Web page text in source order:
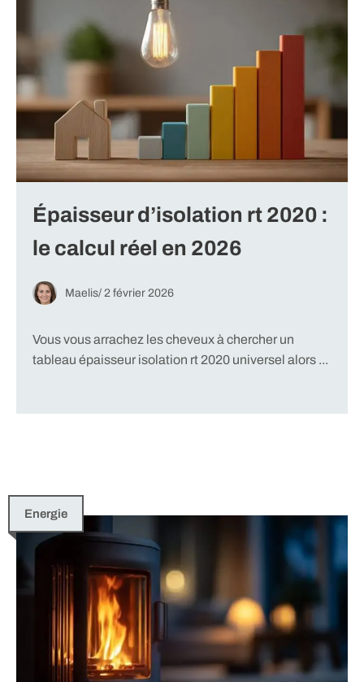
Épaisseur d’isolation rt 2020 :
le calcul réel en 2026
Maelis/ 2 février 2026
Vous vous arrachez les cheveux à chercher un
tableau épaisseur isolation rt 2020 universel alors ...
Energie